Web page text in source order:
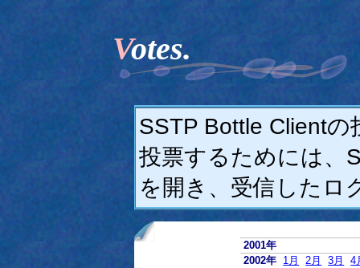
Votes.
SSTP Bottle Client
投票するためには、
を開き、受信したロ
2001年
2002年 1月 2月 3月
4